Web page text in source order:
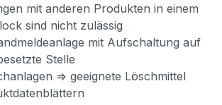
mit anderen Produkten in einem
sind nicht zulässig
mit Aufschaltung auf
Stelle
=> geeignete Löschmittel